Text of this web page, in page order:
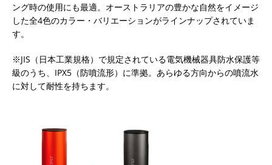
ング時の使用にも最適。オーストラリアの豊かな自然をイメージ
した全4色のカラー・バリエーションがラインナップされていま
す。
※JIS（日本工業規格）で規定されている電気機械器具防水保護等
級のうち、IPX5（防噴流形）に準拠。あらゆる方向からの噴流水
に対して耐性を持ちます。